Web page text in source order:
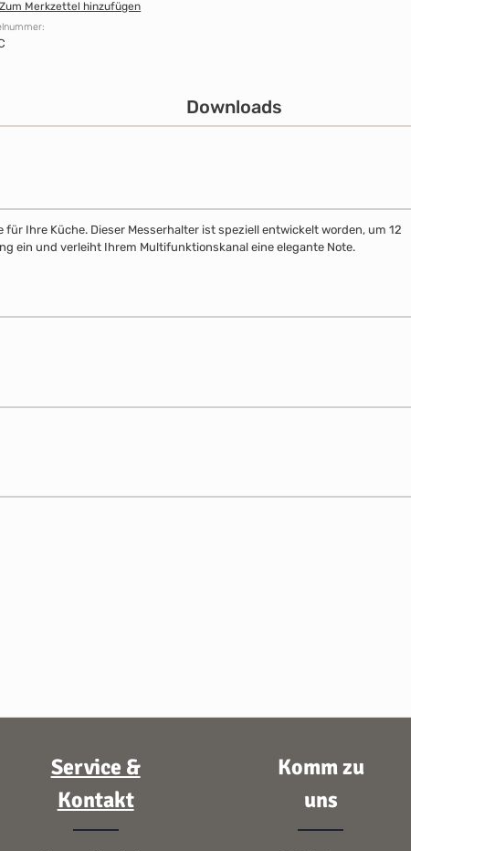
Zum Merkzettel hinzufügen
Downloads
Ihre Küche. Dieser Messerhalter ist speziell entwickelt worden, um 12
ein und verleiht Ihrem Multifunktionskanal eine elegante Note.
Service &
Kontakt
Komm zu
uns